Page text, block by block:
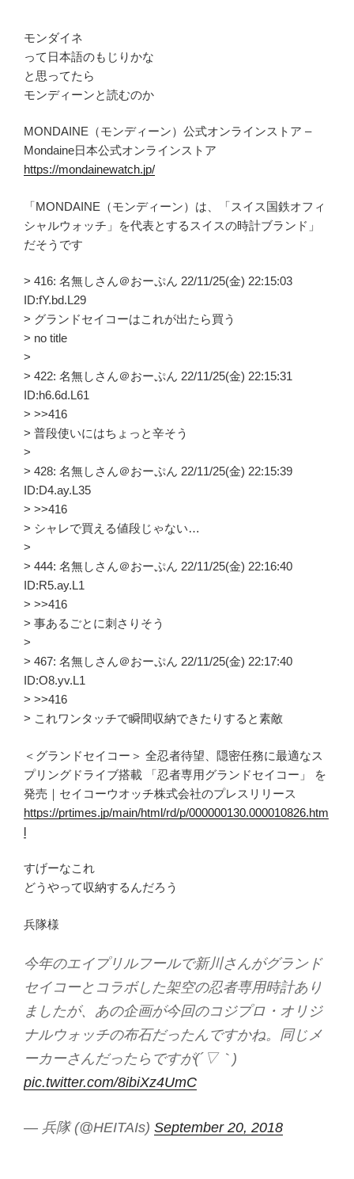
モンダイネ
って日本語のもじりかな
と思ってたら
モンディーンと読むのか
MONDAINE（モンディーン）公式オンラインストア –
Mondaine日本公式オンラインストア
https://mondainewatch.jp/
「MONDAINE（モンディーン）は、「スイス国鉄オフィ
シャルウォッチ」を代表とするスイスの時計ブランド」
だそうです
> 416: 名無しさん＠おーぷん 22/11/25(金) 22:15:03
ID:fY.bd.L29
> グランドセイコーはこれが出たら買う
> no title
>
> 422: 名無しさん＠おーぷん 22/11/25(金) 22:15:31
ID:h6.6d.L61
> >>416
> 普段使いにはちょっと辛そう
>
> 428: 名無しさん＠おーぷん 22/11/25(金) 22:15:39
ID:D4.ay.L35
> >>416
> シャレで買える値段じゃない…
>
> 444: 名無しさん＠おーぷん 22/11/25(金) 22:16:40
ID:R5.ay.L1
> >>416
> 事あるごとに刺さりそう
>
> 467: 名無しさん＠おーぷん 22/11/25(金) 22:17:40
ID:O8.yv.L1
> >>416
> これワンタッチで瞬間収納できたりすると素敵
＜グランドセイコー＞ 全忍者待望、隠密任務に最適なス
プリングドライブ搭載 「忍者専用グランドセイコー」 を
発売｜セイコーウオッチ株式会社のプレスリリース
https://prtimes.jp/main/html/rd/p/000000130.000010826.htm
l
すげーなこれ
どうやって収納するんだろう
兵隊様
今年のエイプリルフールで新川さんがグランド
セイコーとコラボした架空の忍者専用時計あり
ましたが、あの企画が今回のコジプロ・オリジ
ナルウォッチの布石だったんですかね。同じメ
ーカーさんだったらですが(´▽｀)
pic.twitter.com/8ibiXz4UmC
— 兵隊 (@HEITAIs) September 20, 2018